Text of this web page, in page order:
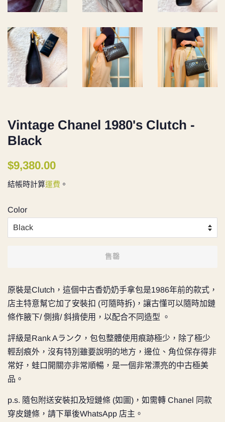
Vintage Chanel 1980's Clutch -
Black
定
$9,380.00
結帳時計算運費 。
Color
售罄
原裝是Clutch，這個中古香奶奶手拿包是1986年前的款式，
店主特意幫它加了安裝扣 (可隨時拆)，讓古懂可以隨時加鏈
條作腋下/ 側揹/ 斜揹使用，以配合不同造型 。
評級是Rank Aランク，包包整體使用痕跡極少，除了極少
輕刮痕外，沒有特別雖要說明的地方，邊位、角位保存得非
常好，蛙口開關亦非常順暢，是一個非常漂亮的中古極美
品。
p.s. 隨包附送安裝扣及短鏈條 (如圖)，如需轉 Chanel 同款
穿皮鏈條，請下單後WhatsApp 店主。